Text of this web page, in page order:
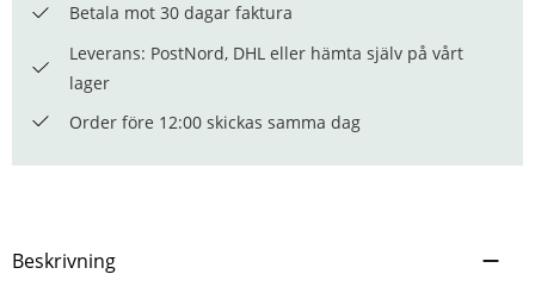
Betala mot 30 dagar faktura
Leverans: PostNord, DHL eller hämta själv på vårt
lager
Order före 12:00 skickas samma dag
Beskrivning